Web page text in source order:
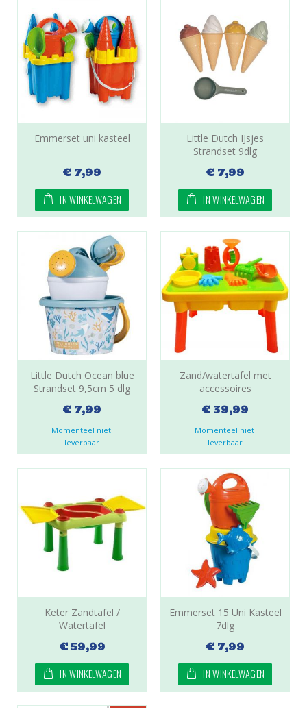
Emmerset uni kasteel
€ 7,99
IN WINKELWAGEN
Little Dutch IJsjes
Strandset 9dlg
€ 7,99
IN WINKELWAGEN
Little Dutch Ocean blue
Strandset 9,5cm 5 dlg
€ 7,99
Momenteel niet
leverbaar
Zand/watertafel met
accessoires
€ 39,99
Momenteel niet
leverbaar
Keter Zandtafel /
Watertafel
€ 59,99
IN WINKELWAGEN
Emmerset 15 Uni Kasteel
7dlg
€ 7,99
IN WINKELWAGEN